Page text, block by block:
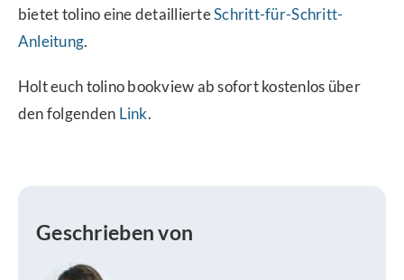
bietet tolino eine detaillierteSchritt-für-Schritt-
Anleitung.
Holt euch tolino bookview ab sofort kostenlos über
den folgenden Link.
Geschrieben von